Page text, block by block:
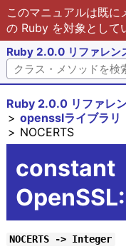
このマニュアルは既に
の Ruby を対象として
Ruby 2.0.0 リファレン
Ruby 2.0.0 リファレ
opensslライブラリ
NOCERTS
constant
NOCERTS -> Integer